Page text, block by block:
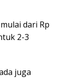
dari Rp
2-3
juga